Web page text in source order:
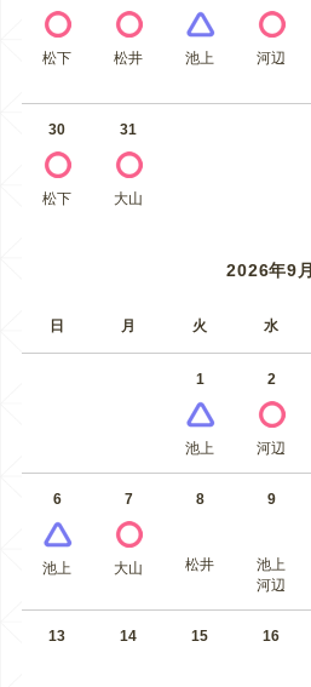
松下 松井 池上 河辺
30
松下
31
大山
2026年9月
日 月 火 水
1
池上
2
河辺
6
池上
7
大山
8
松井
9
池上
河辺
13 14 15 16